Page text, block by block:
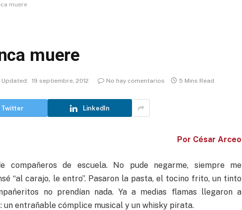
muere
muere
Updated: 19 septiembre, 2012 No hay comentarios 5 Mins Read
Twitter LinkedIn
Por César Arceo
compañeros de escuela. No pude negarme, siempre me
“al carajo, le entro”. Pasaron la pasta, el tocino frito, un tinto
no prendían nada. Ya a medias flamas llegaron a
un entrañable cómplice musical y un whisky pirata.